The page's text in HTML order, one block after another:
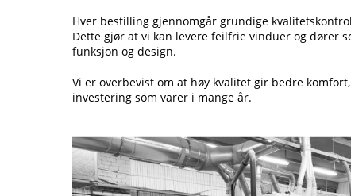
Hver bestilling gjennomgår grundige
Dette gjør at vi kan levere feilfrie vinduer og dører
funksjon og design.
Vi er overbevist om at høy kvalitet gir bedre
investering som varer i mange år.